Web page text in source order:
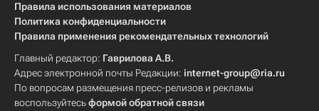
Правила использования материалов
Политика конфиденциальности
Правила применения рекомендательных технологий
Главный редактор: Гаврилова А.В.
Адрес электронной почты Редакции: internet-group@ria.ru
По вопросам размещения пресс-релизов и рекламы
воспользуйтесьформой обратной связи